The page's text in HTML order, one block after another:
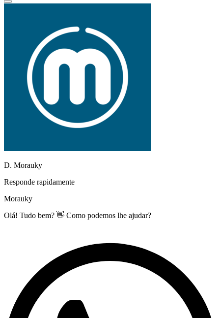
D. Morauky
Responde rapidamente
Morauky
Olá! Tudo bem? 👋 Como podemos lhe ajudar?